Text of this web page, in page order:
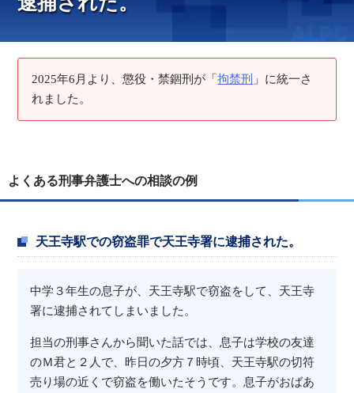
2025年6月より、懲役・禁錮刑が「拘禁刑 」に統一さ
れました。
よくある刑事弁護士への相談の例
天王寺駅での窃盗罪で天王寺署に逮捕された。
中学３年生の息子が、天王寺駅で窃盗をして、天王寺
署に逮捕されてしまいました。
担当の刑事さんから聞いた話では、息子は学校の友達
のＭ君と２人で、昨日の夕方７時頃、天王寺駅の切符
売り場の近くで窃盗を働いたそうです。息子がおばあ